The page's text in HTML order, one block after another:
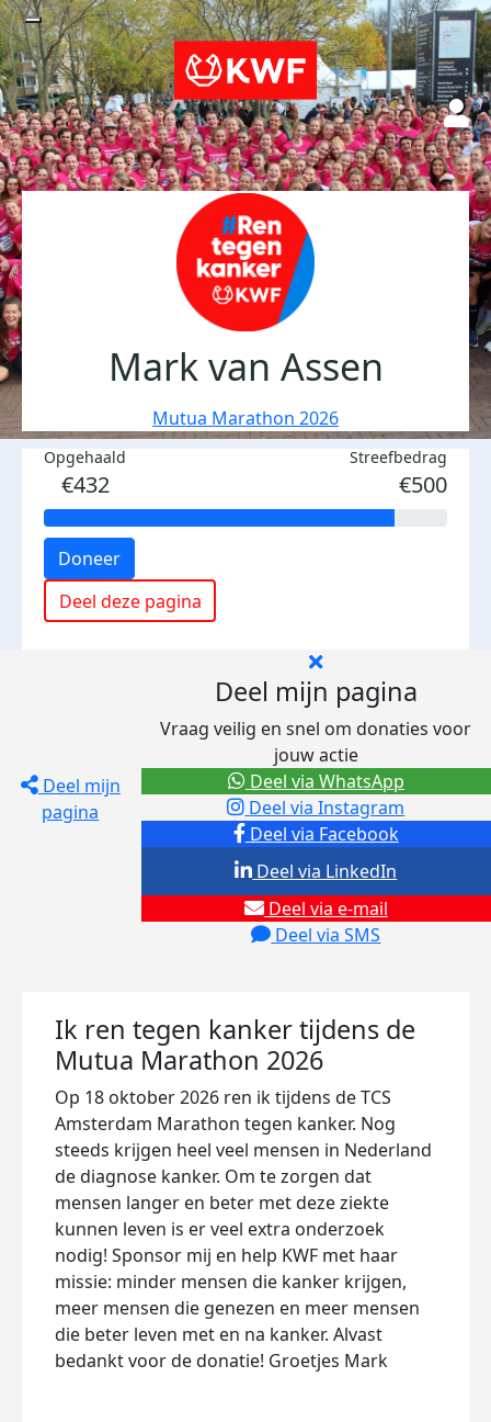
Mark van Assen
Mutua Marathon 2026
Opgehaald
€432
Streefbedrag
€500
Doneer
Deel deze pagina
Deel mijn
pagina
Deel mijn pagina
Vraag veilig en snel om donaties voor
jouw actie
Deel via Facebook
Deel via Instagram
Deel via e-mail
Deel via SMS
Deel via LinkedIn
Deel via WhatsApp
Ik ren tegen kanker tijdens de
Mutua Marathon 2026
Op 18 oktober 2026 ren ik tijdens de TCS
Amsterdam Marathon tegen kanker. Nog
steeds krijgen heel veel mensen in Nederland
de diagnose kanker. Om te zorgen dat
mensen langer en beter met deze ziekte
kunnen leven is er veel extra onderzoek
nodig! Sponsor mij en help KWF met haar
missie: minder mensen die kanker krijgen,
meer mensen die genezen en meer mensen
die beter leven met en na kanker. Alvast
bedankt voor de donatie! Groetjes Mark